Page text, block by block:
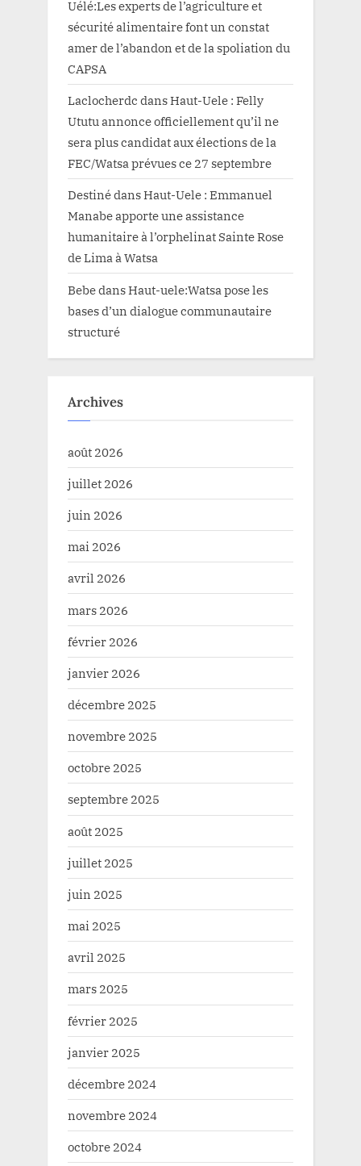
Uélé:Les experts de l’agriculture et
sécurité alimentaire font un constat
amer de l’abandon et de la spoliation du
CAPSA
Laclocherdc dansHaut-Uele : Felly
Ututu annonce officiellement qu’il ne
sera plus candidat aux élections de la
FEC/Watsa prévues ce 27 septembre
DestinédansHaut-Uele : Emmanuel
Manabe apporte une assistance
humanitaire à l’orphelinat Sainte Rose
de Lima à Watsa
BebedansHaut-uele:Watsa pose les
bases d’un dialogue communautaire
structuré
Archives
août 2026
juillet 2026
juin 2026
mai 2026
avril 2026
mars 2026
février 2026
janvier 2026
décembre 2025
novembre 2025
octobre 2025
septembre 2025
août 2025
juillet 2025
juin 2025
mai 2025
avril 2025
mars 2025
février 2025
janvier 2025
décembre 2024
novembre 2024
octobre 2024